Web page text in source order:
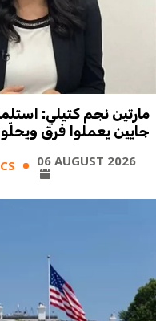
مارتين نجم كتيلي:
جايين يعملوا فرق
06 AUGUST 2026